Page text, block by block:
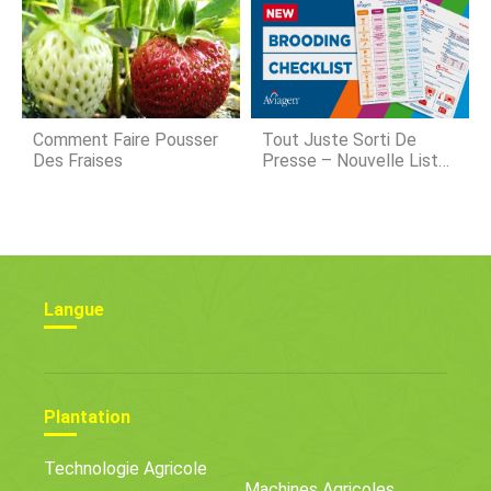
Plants De Tomates
Comment Faire Pousser
Des Fraises
Tout Juste Sorti De
Presse – Nouvelle Liste
Langue
Plantation
Technologie Agricole